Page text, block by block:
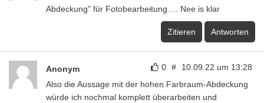
Abdeckung" für Fotobearbeitung…. Nee is klar
Zitieren Antworten
0 # 10.09.22 um 13:28
Anonym
Also die Aussage mit der hohen Farbraum-Abdeckung
würde ich nochmal komplett überarbeiten und